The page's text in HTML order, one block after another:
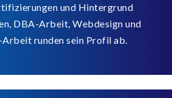
und Hintergrund
DBA-Arbeit, Webdesign und
runden sein Profil ab.